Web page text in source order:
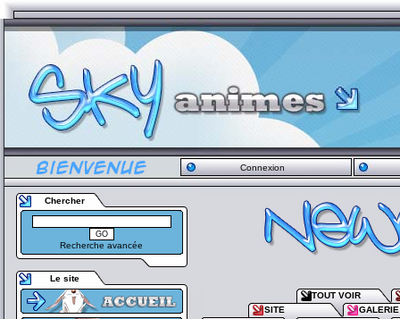
Connexion
Chercher
Recherche avancée
Le site
TOUT VOIR
SITE
GALERIE